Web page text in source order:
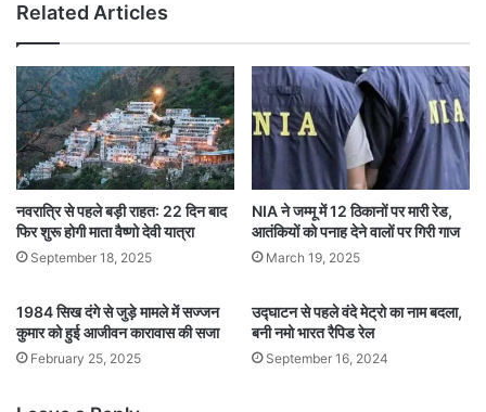
Related Articles
नवरात्रि से पहले बड़ी राहत: 22 दिन बाद
फिर शुरू होगी माता वैष्णो देवी यात्रा
September 18, 2025
NIA ने जम्मू में 12 ठिकानों पर मारी रेड,
आतंकियों को पनाह देने वालों पर गिरी गाज
March 19, 2025
1984 सिख दंगे से जुड़े मामले में सज्जन
कुमार को हुई आजीवन कारावास की सजा
February 25, 2025
उद्घाटन से पहले वंदे मेट्रो का नाम बदला,
बनी नमो भारत रैपिड रेल
September 16, 2024